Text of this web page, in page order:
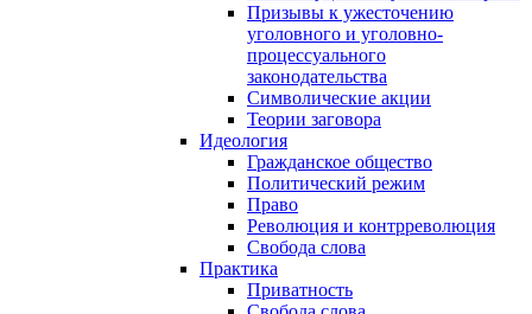
Призывы к ужесточению
уголовного и уголовно-
процессуального
законодательства
Символические акции
Теории заговора
Идеология
Гражданское общество
Политический режим
Право
Революция и контрреволюция
Свобода слова
Практика
Приватность